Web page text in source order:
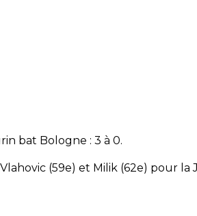
bat Bologne : 3 à 0.
(59e) et Milik (62e) pour la